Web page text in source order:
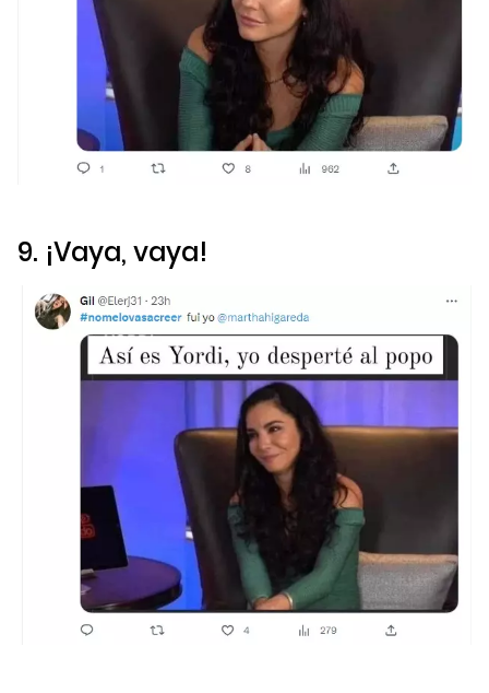
9. ¡Vaya, vaya!